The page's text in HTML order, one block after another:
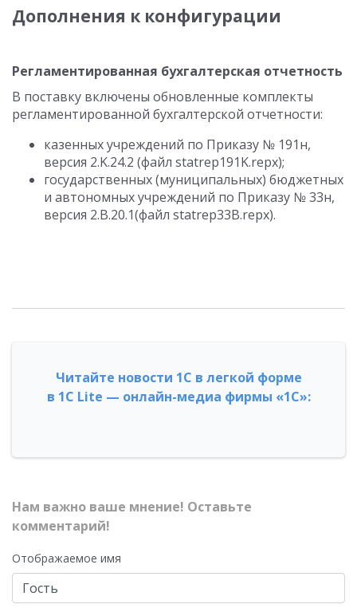
Дополнения к конфигурации
Регламентированная бухгалтерская отчетность
В поставку включены обновленные комплекты
регламентированной бухгалтерской отчетности:
казенных учреждений по Приказу № 191н,
версия 2.K.24.2 (файл statrep191K.repx);
государственных (муниципальных) бюджетных
и автономных учреждений по Приказу № 33н,
версия 2.B.20.1(файл statrep33B.repx).
Читайте новости 1С в легкой форме
в 1С Lite — онлайн-медиа фирмы «1С»:
Нам важно ваше мнение! Оставьте
комментарий!
Отображаемое имя